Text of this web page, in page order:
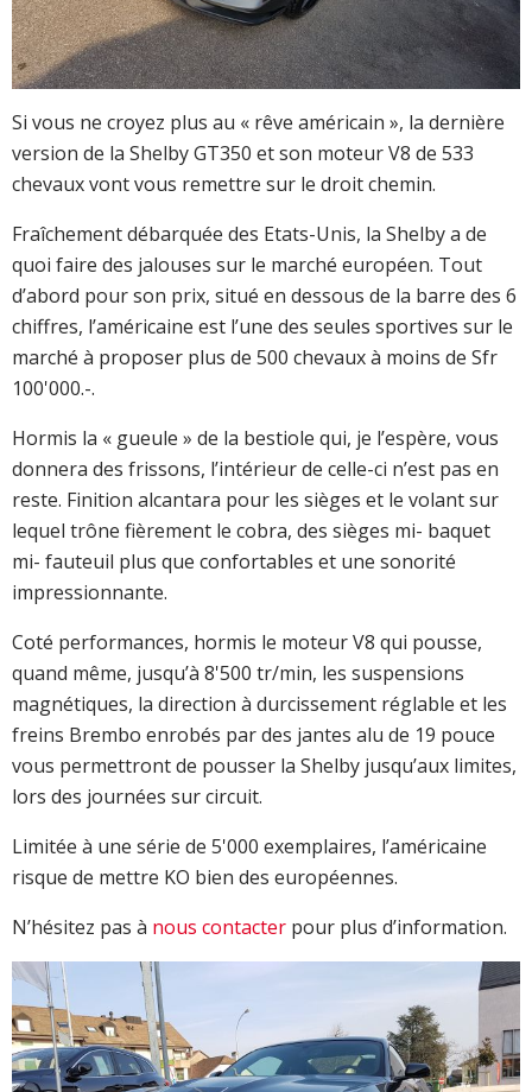
Si vous ne croyez plus au « rêve américain », la dernière
version de la Shelby GT350 et son moteur V8 de 533
chevaux vont vous remettre sur le droit chemin.
Fraîchement débarquée des Etats-Unis, la Shelby a de
quoi faire des jalouses sur le marché européen. Tout
d’abord pour son prix, situé en dessous de la barre des 6
chiffres, l’américaine est l’une des seules sportives sur le
marché à proposer plus de 500 chevaux à moins de Sfr
100'000.-.
Hormis la « gueule » de la bestiole qui, je l’espère, vous
donnera des frissons, l’intérieur de celle-ci n’est pas en
reste. Finition alcantara pour les sièges et le volant sur
lequel trône fièrement le cobra, des sièges mi- baquet
mi- fauteuil plus que confortables et une sonorité
impressionnante.
Coté performances, hormis le moteur V8 qui pousse,
quand même, jusqu’à 8'500 tr/min, les suspensions
magnétiques, la direction à durcissement réglable et les
freins Brembo enrobés par des jantes alu de 19 pouce
vous permettront de pousser la Shelby jusqu’aux limites,
lors des journées sur circuit.
Limitée à une série de 5'000 exemplaires, l’américaine
risque de mettre KO bien des européennes.
N’hésitez pas à nous contacter pour plus d’information.